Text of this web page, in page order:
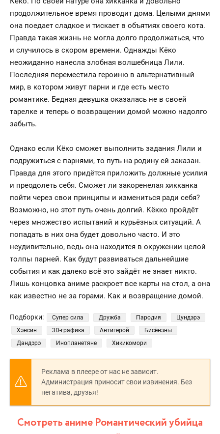
продолжительное время проводит дома. Целыми днями
она поедает сладкое и тискает в объятиях своего кота.
Правда такая жизнь не могла долго продолжаться, что
и случилось в скором времени. Однажды Кёко
неожиданно нанесла злобная волшебница Лили.
Последняя переместила героиню в альтернативный
мир, в котором живут парни и где есть место
романтике. Бедная девушка оказалась не в своей
тарелке и теперь о возвращении домой можно надолго
забыть.
Однако если Кёко сможет выполнить задания Лили и
подружиться с парнями, то путь на родину ей заказан.
Правда для этого придётся приложить должные усилия
и преодолеть себя. Сможет ли закоренелая хикканка
пойти через свои принципы и измениться ради себя?
Возможно, но этот путь очень долгий. Кёкко пройдёт
через множество испытаний и курьёзных ситуаций. А
попадать в них она будет довольно часто. И это
неудивительно, ведь она находится в окружении целой
толпы парней. Как будут развиваться дальнейшие
события и как далеко всё это зайдёт не знает никто.
Лишь концовка аниме раскроет все карты на стол, а она
как известно не за горами. Как и возвращение домой.
Подборки: Супер сила Дружба Пародия
Цундэрэ
Хэнсин
3D-графика Антигерой
Бисёнэны
Дандэрэ
Инопланетяне Хикикомори
Реклама в плеере от нас не зависит.
Администрация приносит свои извинения. Без
негатива, друзья!
Смотреть аниме Романтический убийца